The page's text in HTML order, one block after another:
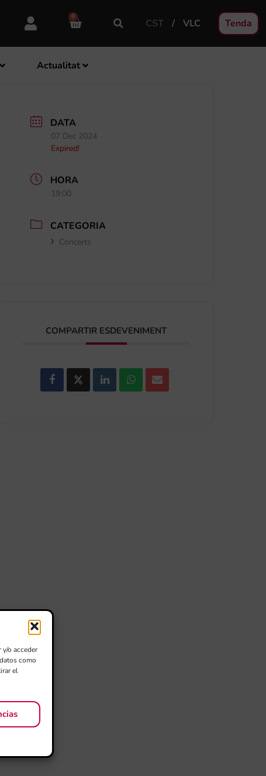
o acceder
como
el
0
CST VLC Tenda
Actualitat
DATA
07 Dec 2024
Expired!
HORA
19:00
CATEGORIA
Concerts
COMPARTIR ESDEVENIMENT